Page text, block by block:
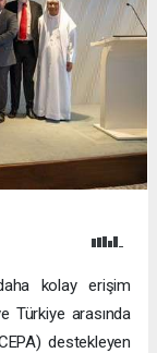
kolay erişim
Türkiye arasında
destekleyen